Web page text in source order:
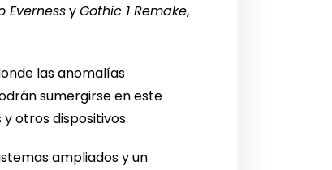
EvernessyGothic 1 Remake,
las anomalías
sumergirse en este
otros dispositivos.
ampliados y un